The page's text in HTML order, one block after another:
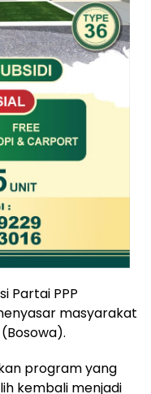
Partai PPP
masyarakat
program yang
kembali menjadi